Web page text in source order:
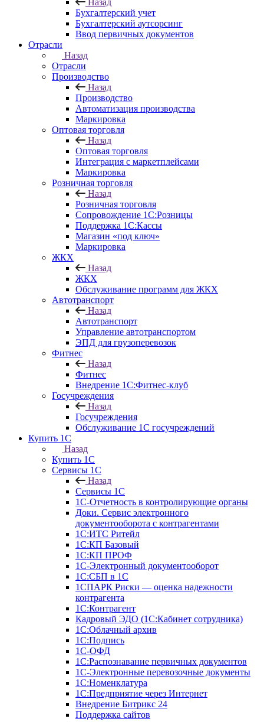
Назад
Бухгалтерский учет
Бухгалтерский аутсорсинг
Ввод первичных документов
Отрасли
Назад
Отрасли
Производство
Назад
Производство
Автоматизация производства
Маркировка
Оптовая торговля
Назад
Оптовая торговля
Интеграция с маркетплейсами
Маркировка
Розничная торговля
Назад
Розничная торговля
Сопровождение 1С:Розницы
Поддержка 1С:Кассы
Магазин «под ключ»
Маркировка
ЖКХ
Назад
ЖКХ
Обслуживание программ для ЖКХ
Автотранспорт
Назад
Автотранспорт
Управление автотранспортом
ЭПД для грузоперевозок
Фитнес
Назад
Фитнес
Внедрение 1С:Фитнес-клуб
Госучреждения
Назад
Госучреждения
Обслуживание 1С госучреждений
Купить 1С
Назад
Купить 1С
Сервисы 1С
Назад
Сервисы 1С
1С-Отчетность в контролирующие органы
Доки. Сервис электронного
документооборота с контрагентами
1С:ИТС Ритейл
1С:КП Базовый
1С:КП ПРОФ
1С-Электронный документооборот
1С:СБП в 1С
1СПАРК Риски — оценка надежности
контрагента
1С:Контрагент
Кадровый ЭДО (1С:Кабинет сотрудника)
1С:Облачный архив
1С:Подпись
1С-ОФД
1С:Распознавание первичных документов
1С-Электронные перевозочные документы
1С:Номенклатура
1С:Предприятие через Интернет
Внедрение Битрикс 24
Поддержка сайтов